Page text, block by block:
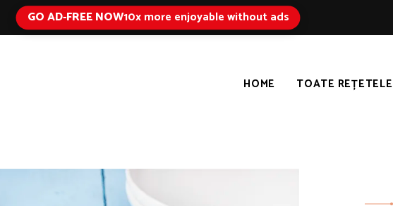
GO AD-FREE NOW10x more enjoyable without ads
HOME TOATE REȚETELE